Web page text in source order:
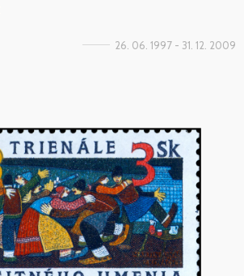
26. 06. 1997 - 31. 12. 2009